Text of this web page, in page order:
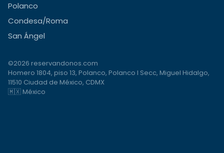
Polanco
Condesa/Roma
San Ángel
©2026 reservandonos.com
Homero 1804, piso 13, Polanco, Polanco I Secc, Miguel Hidalgo,
11510 Ciudad de México, CDMX
🇲🇽 México